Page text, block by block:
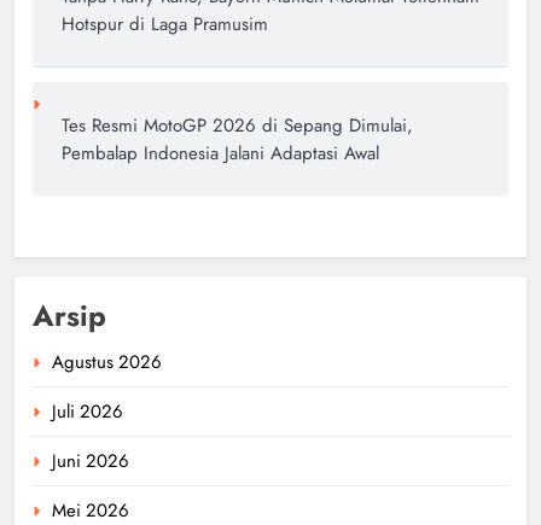
Hotspur di Laga Pramusim
Tes Resmi MotoGP 2026 di Sepang Dimulai,
Pembalap Indonesia Jalani Adaptasi Awal
Arsip
Agustus 2026
Juli 2026
Juni 2026
Mei 2026